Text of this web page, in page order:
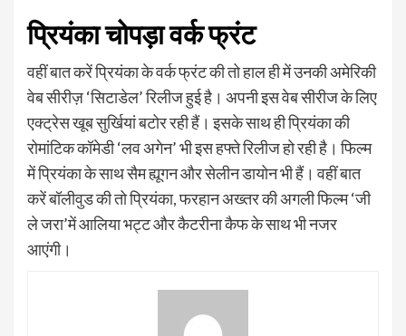
प्रियंका चोपड़ा वर्क फ्रंट
वहीं बात करें प्रियंका के वर्क फ्रंट की तो हाल ही में उनकी अमेरिकी
वेब सीरीज़ ‘सिटाडेल’ रिलीज हुई है। अपनी इस वेब सीरीज के लिए
एक्ट्रेस खूब सुर्खियां बटोर रही हैं। इसके साथ ही प्रियंका की
रोमांटिक कॉमेडी ‘लव अगेन’ भी इस हफ्ते रिलीज हो रही है। फिल्म
में प्रियंका के साथ सैम ह्यूगन और सेलीन डायोन भी हैं। वहीं बात
करें बॉलीवुड की तो प्रियंका, फरहान अख्तर की अगली फिल्म ‘जी
ले जरा’में आलिया भट्ट और कैटरीना कैफ के साथ भी नजर
आएंगी।